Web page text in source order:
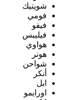
شويتيك
فومي
فيفو
فيليبس
هواوي
هونر
شواحن
أنكر
ابل
اورايمو